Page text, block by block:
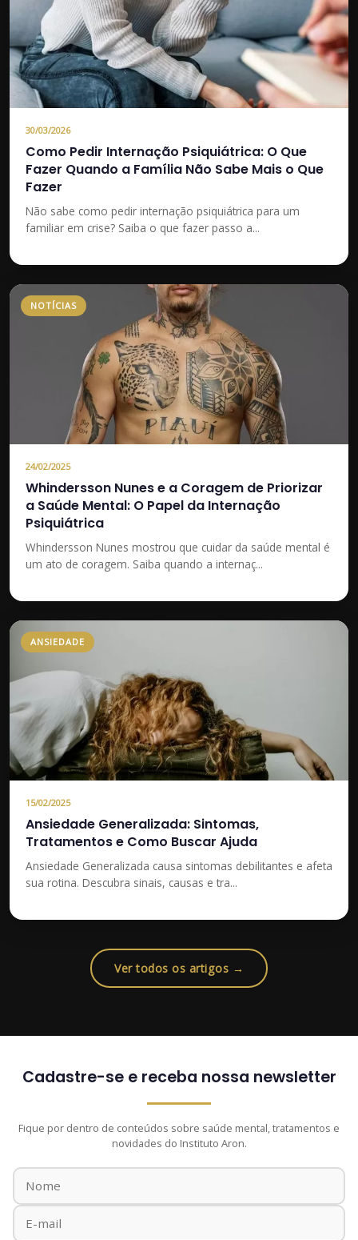
30/03/2026
Como Pedir Internação Psiquiátrica: O Que
Fazer Quando a Família Não Sabe Mais o Que
Fazer
Não sabe como pedir internação psiquiátrica para um
familiar em crise? Saiba o que fazer passo a...
NOTÍCIAS
24/02/2025
Whindersson Nunes e a Coragem de Priorizar
a Saúde Mental: O Papel da Internação
Psiquiátrica
Whindersson Nunes mostrou que cuidar da saúde mental é
um ato de coragem. Saiba quando a internaç...
ANSIEDADE
15/02/2025
Ansiedade Generalizada: Sintomas,
Tratamentos e Como Buscar Ajuda
Ansiedade Generalizada causa sintomas debilitantes e afeta
sua rotina. Descubra sinais, causas e tra...
Ver todos os artigos →
Cadastre-se e receba nossa newsletter
Fique por dentro de conteúdos sobre saúde mental, tratamentos e
novidades do Instituto Aron.